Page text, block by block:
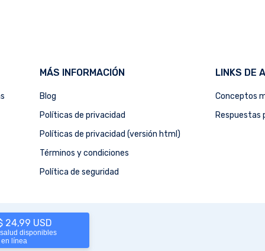
24,99 USD
disponibles
línea
MÁS INFORMACIÓN
Blog
Políticas de privacidad
Políticas de privacidad (versión html)
Términos y condiciones
Política de seguridad
LINKS DE
Conceptos
Respuestas